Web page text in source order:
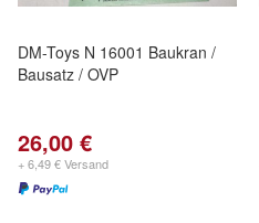
DM-Toys N 16001 Baukran /
Bausatz / OVP
26,00 €
+ 6,49 € Versand